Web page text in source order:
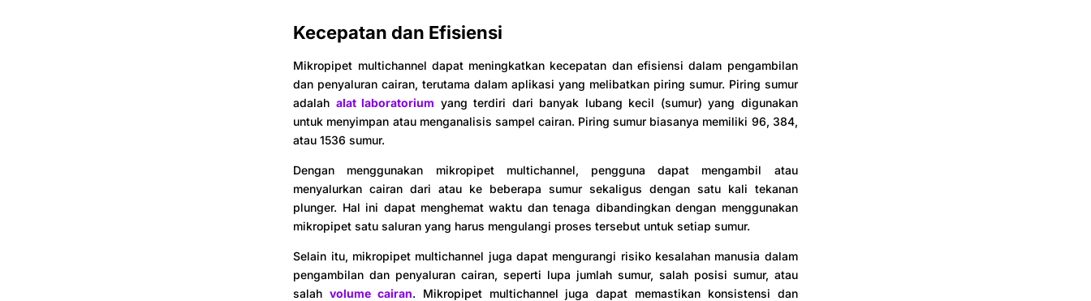
Kecepatan dan Efisiensi
Mikropipet multichannel dapat meningkatkan kecepatan dan efisiensi dalam pengambilan
dan penyaluran cairan, terutama dalam aplikasi yang melibatkan piring sumur. Piring sumur
adalah alat laboratorium yang terdiri dari banyak lubang kecil (sumur) yang digunakan
untuk menyimpan atau menganalisis sampel cairan. Piring sumur biasanya memiliki 96, 384,
atau 1536 sumur.
Dengan menggunakan mikropipet multichannel, pengguna dapat mengambil atau
menyalurkan cairan dari atau ke beberapa sumur sekaligus dengan satu kali tekanan
plunger. Hal ini dapat menghemat waktu dan tenaga dibandingkan dengan menggunakan
mikropipet satu saluran yang harus mengulangi proses tersebut untuk setiap sumur.
Selain itu, mikropipet multichannel juga dapat mengurangi risiko kesalahan manusia dalam
pengambilan dan penyaluran cairan, seperti lupa jumlah sumur, salah posisi sumur, atau
salahvolume cairan. Mikropipet multichannel juga dapat memastikan konsistensi dan